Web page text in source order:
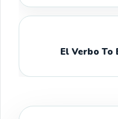
El Verbo To